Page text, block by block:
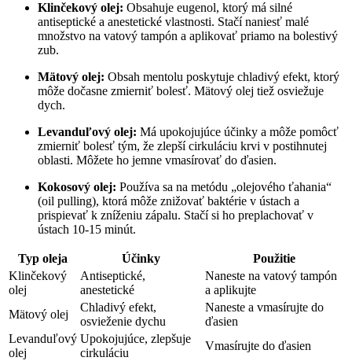
Klinčekový olej: Obsahuje eugenol, ktorý má silné
antiseptické a anestetické ⁤vlastnosti. Stačí naniesť malé
množstvo na vatový tampón a aplikovať priamo na bolestivý
zub.
Mätový olej: Obsah mentolu‍ poskytuje chladivý efekt, ktorý
môže dočasne zmierniť bolesť. Mätový⁢ olej tiež ‌osviežuje
dych.
Levanduľový olej: Má upokojujúce účinky a môže pomôcť
zmierniť bolesť tým, že zlepší cirkuláciu krvi v​ postihnutej
oblasti. Môžete ho jemne vmasírovať do ďasien.
Kokosový olej: Používa sa na metódu „olejového ťahania“
(oil pulling),⁢ ktorá môže znižovať baktérie v ústach a​
prispievať k zníženiu zápalu. Stačí si ho preplachovať v‍
ústach 10-15 minút.
Typ oleja Účinky
Použitie
Klinčekový
olej
Antiseptické,
⁢anestetické
Naneste na vatový tampón
a aplikujte
Mätový olej
Chladivý efekt,
osvieženie dychu
Naneste a vmasírujte do
⁢ďasien
Levanduľový
⁣olej
Upokojujúce, zlepšuje
cirkuláciu
Vmasírujte do ďasien